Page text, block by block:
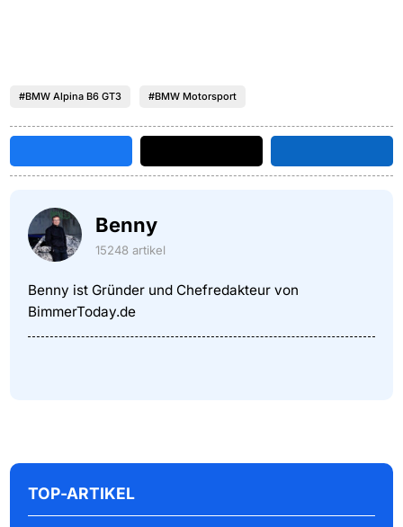
#BMW Alpina B6 GT3 #BMW Motorsport
Benny
15248 artikel
Benny ist Gründer und Chefredakteur von
BimmerToday.de
TOP-ARTIKEL